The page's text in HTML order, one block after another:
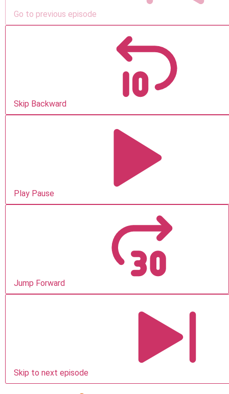
Go to previous episode
Skip Backward
Play Pause
Jump Forward
Skip to next episode